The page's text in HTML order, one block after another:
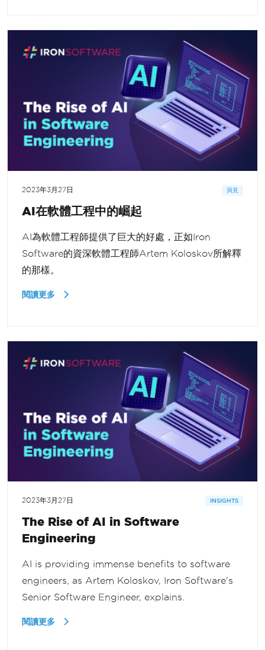
2023年3月27日 洞見
AI在軟體工程中的崛起
AI為軟體工程師提供了巨大的好處，正如Iron
Software的資深軟體工程師Artem Koloskov所解釋
的那樣。
閱讀更多
2023年3月27日 INSIGHTS
The Rise of AI in Software
Engineering
AI is providing immense benefits to software
engineers, as Artem Koloskov, Iron Software's
Senior Software Engineer, explains.
閱讀更多